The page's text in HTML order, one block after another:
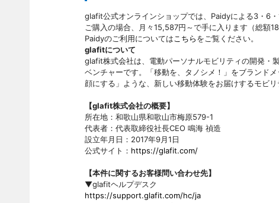
glafit公式オンラインショップでは、Paidyによる3・6
ご購入の場合、月々15,587円～で手に入ります（総額
Paidyのご利用については こちらをご覧ください。
glafitについて
glafit株式会社は、電動パーソナルモビリティの開発・
ベンチャーです。「移動を、タノシメ！」をブランド
顔にする」ような、新しい移動体験をお届けするモビリ
【glafit株式会社の概要】
所在地：和歌山県和歌山市梅原579-1
代表者：代表取締役社長CEO 鳴海 禎造
設立年月日：2017年9月1日
公式サイト： https://glafit.com/
【本件に関するお客様問い合わせ先】
▼glafitヘルプデスク
https://support.glafit.com/hc/ja